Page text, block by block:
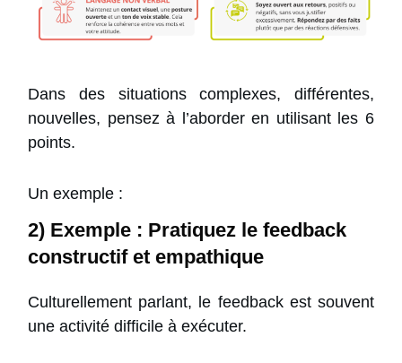
Dans des situations complexes, différentes,
nouvelles, pensez à l’aborder en utilisant les 6
points.
Un exemple :
2) Exemple : Pratiquez le feedback
constructif et empathique
Culturellement parlant, le feedback est souvent
une activité difficile à exécuter.